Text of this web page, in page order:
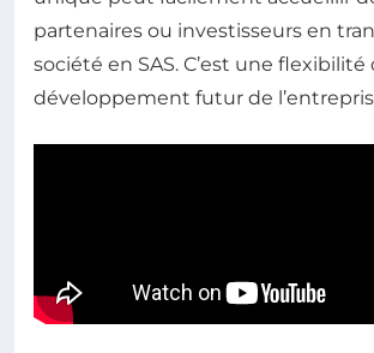
partenaires ou investisseurs en
société en SAS. C’est une
développement futur de